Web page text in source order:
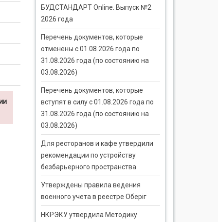
БУДСТАНДАРТ Online. Выпуск №2
2026 года
Перечень документов, которые
отменены с 01.08.2026 года по
31.08.2026 года (по состоянию на
03.08.2026)
Перечень документов, которые
вступят в силу с 01.08.2026 года по
31.08.2026 года (по состоянию на
03.08.2026)
Для ресторанов и кафе утвердили
рекомендации по устройству
безбарьерного пространства
Утверждены правила ведения
военного учета в реестре Оберіг
НКРЭКУ утвердила Методику